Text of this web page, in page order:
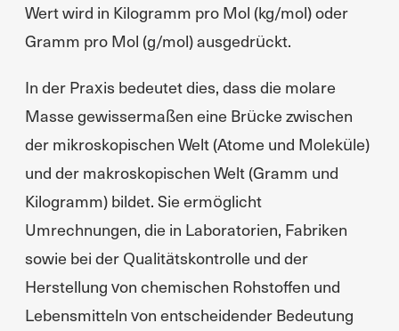
Wert wird in Kilogramm pro Mol (kg/mol) oder
Gramm pro Mol (g/mol) ausgedrückt.
In der Praxis bedeutet dies, dass die molare
Masse gewissermaßen eine Brücke zwischen
der mikroskopischen Welt (Atome und Moleküle)
und der makroskopischen Welt (Gramm und
Kilogramm) bildet. Sie ermöglicht
Umrechnungen, die in Laboratorien, Fabriken
sowie bei der Qualitätskontrolle und der
Herstellung von chemischen Rohstoffen und
Lebensmitteln von entscheidender Bedeutung